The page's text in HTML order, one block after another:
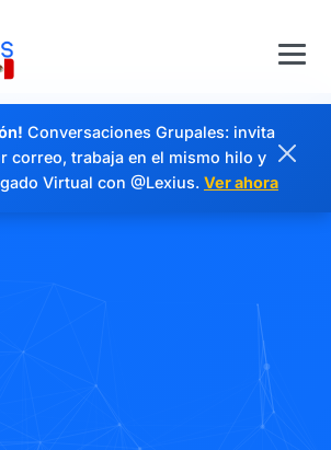
Conversaciones Grupales: invita
correo, trabaja en el mismo hilo y
Virtual con @Lexius. Ver ahora